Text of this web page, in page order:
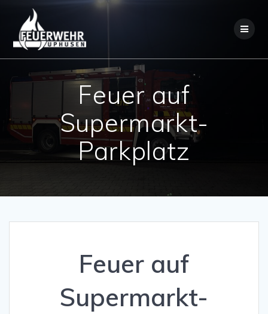
Feuer auf
Supermarkt-
Parkplatz
Feuer auf
Supermarkt-